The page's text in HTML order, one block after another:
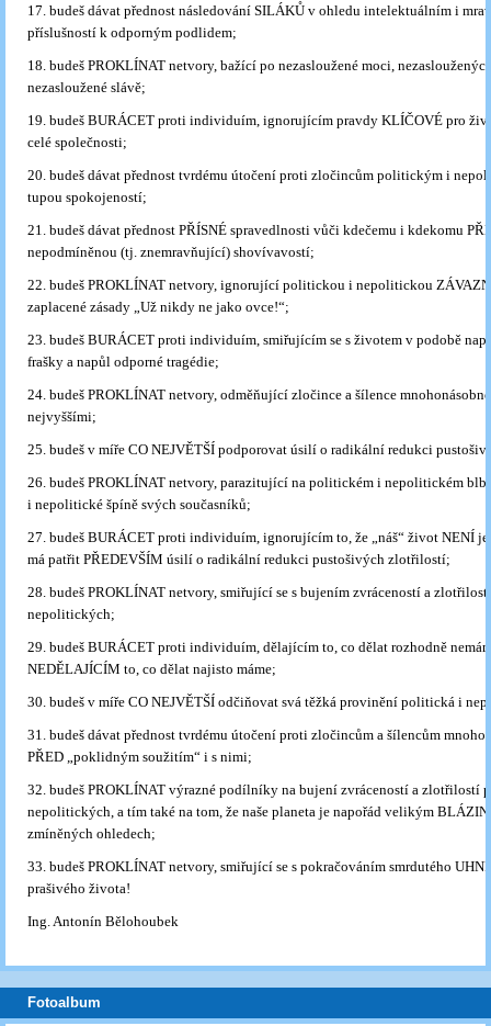
17. budeš dávat přednost následování SILÁKŮ v ohledu intelektuálním i
příslušností k odporným podlidem;
18. budeš PROKLÍNAT netvory, bažící po nezasloužené moci,
nezasloužené slávě;
19. budeš BURÁCET proti individuím, ignorujícím pravdy KLÍČOVÉ pro
celé společnosti;
20. budeš dávat přednost tvrdému útočení proti zločincům politickým i
tupou spokojeností;
21. budeš dávat přednost PŘÍSNÉ spravedlnosti vůči kdečemu i kdekomu
nepodmíněnou (tj. znemravňující) shovívavostí;
22. budeš PROKLÍNAT netvory, ignorující politickou i nepolitickou
zaplacené zásady „Už nikdy ne jako ovce!“;
23. budeš BURÁCET proti individuím, smiřujícím se s životem v podobě
frašky a napůl odporné tragédie;
24. budeš PROKLÍNAT netvory, odměňující zločince a šílence
nejvyššími;
25. budeš v míře CO NEJVĚTŠÍ podporovat úsilí o radikální redukci
26. budeš PROKLÍNAT netvory, parazitující na politickém i nepolitickém
i nepolitické špíně svých současníků;
27. budeš BURÁCET proti individuím, ignorujícím to, že „náš“ život NENÍ
má patřit PŘEDEVŠÍM úsilí o radikální redukci pustošivých zlotřilostí;
28. budeš PROKLÍNAT netvory, smiřující se s bujením zvráceností a
nepolitických;
29. budeš BURÁCET proti individuím, dělajícím to, co dělat rozhodně
NEDĚLAJÍCÍM to, co dělat najisto máme;
30. budeš v míře CO NEJVĚTŠÍ odčiňovat svá těžká provinění politická i
31. budeš dávat přednost tvrdému útočení proti zločincům a šílencům
PŘED „poklidným soužitím“ i s nimi;
32. budeš PROKLÍNAT výrazné podílníky na bujení zvráceností a zlotřilostí
nepolitických, a tím také na tom, že naše planeta je napořád velikým
zmíněných ohledech;
33. budeš PROKLÍNAT netvory, smiřující se s pokračováním smrdutého
prašivého života!
Ing. Antonín Bělohoubek
Fotoalbum